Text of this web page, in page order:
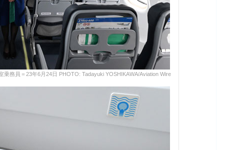
務員＝23年6月24日 PHOTO: Tadayuki YOSHIKAWA/Aviation Wire